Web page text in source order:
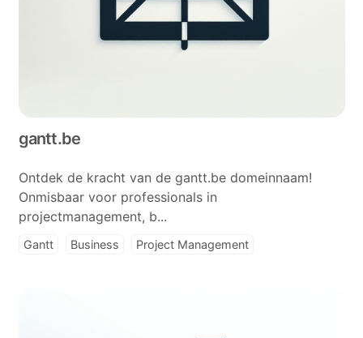
gantt.be
Ontdek de kracht van de gantt.be domeinnaam!
Onmisbaar voor professionals in
projectmanagement, b...
Gantt Business Project Management